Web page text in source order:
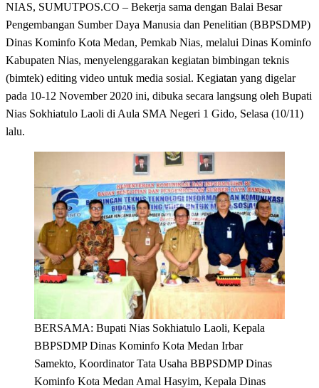
NIAS, SUMUTPOS.CO – Bekerja sama dengan Balai Besar
Pengembangan Sumber Daya Manusia dan Penelitian (BBPSDMP)
Dinas Kominfo Kota Medan, Pemkab Nias, melalui Dinas Kominfo
Kabupaten Nias, menyelenggarakan kegiatan bimbingan teknis
(bimtek) editing video untuk media sosial. Kegiatan yang digelar
pada 10-12 November 2020 ini, dibuka secara langsung oleh Bupati
Nias Sokhiatulo Laoli di Aula SMA Negeri 1 Gido, Selasa (10/11)
lalu.
BERSAMA: Bupati Nias Sokhiatulo Laoli, Kepala
BBPSDMP Dinas Kominfo Kota Medan Irbar
Samekto, Koordinator Tata Usaha BBPSDMP Dinas
Kominfo Kota Medan Amal Hasyim, Kepala Dinas